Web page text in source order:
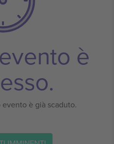
è
è già scaduto.